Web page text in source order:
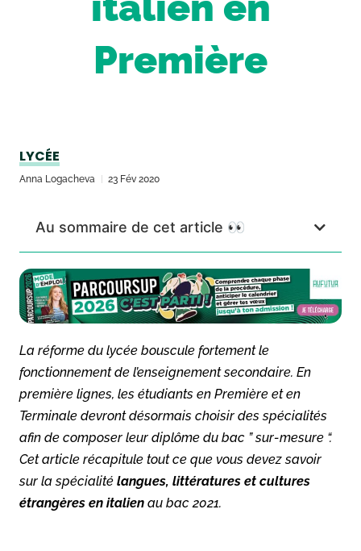
Première
LYCÉE
Anna Logacheva 23 Fév 2020
Au sommaire de cet article 👀
La réforme du lycée bouscule fortement le
fonctionnement de l’enseignement secondaire. En
première lignes, les étudiants en Première et en
Terminale devront désormais choisir des spécialités
afin de composer leur diplôme du bac ” sur-mesure “.
Cet article récapitule tout ce que vous devez savoir
sur la spécialité langues, littératures et cultures
étrangères en italien au bac 2021.